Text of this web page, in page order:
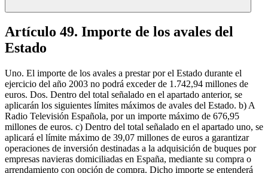
Artículo 49. Importe de los avales del
Estado
Uno. El importe de los avales a prestar por el Estado durante el
ejercicio del año 2003 no podrá exceder de 1.742,94 millones de
euros. Dos. Dentro del total señalado en el apartado anterior, se
aplicarán los siguientes límites máximos de avales del Estado. b) A
Radio Televisión Española, por un importe máximo de 676,95
millones de euros. c) Dentro del total señalado en el apartado uno, se
aplicará el límite máximo de 39,07 millones de euros a garantizar
operaciones de inversión destinadas a la adquisición de buques por
empresas navieras domiciliadas en España, mediante su compra o
arrendamiento con opción de compra. Dicho importe se entenderá